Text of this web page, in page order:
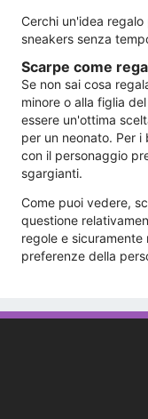
Cerchi un'idea
sneakers senza
Scarpe come
Se non sai cosa
minore o alla figlia
essere un'ottima
per un neonato. Per
con il personaggio
sgargianti.
Come puoi vedere,
questione
regole e
preferenze della